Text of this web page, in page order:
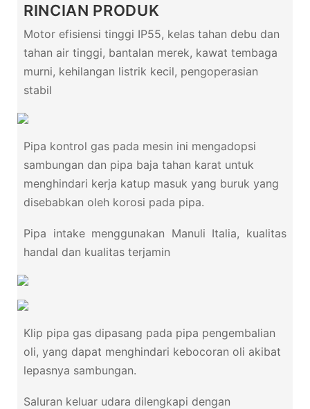
RINCIAN PRODUK
Motor efisiensi tinggi IP55, kelas tahan debu dan
tahan air tinggi, bantalan merek, kawat tembaga
murni, kehilangan listrik kecil, pengoperasian
stabil
Pipa kontrol gas pada mesin ini mengadopsi
sambungan dan pipa baja tahan karat untuk
menghindari kerja katup masuk yang buruk yang
disebabkan oleh korosi pada pipa.
Pipa intake menggunakan Manuli Italia, kualitas
handal dan kualitas terjamin
Klip pipa gas dipasang pada pipa pengembalian
oli, yang dapat menghindari kebocoran oli akibat
lepasnya sambungan.
Saluran keluar udara dilengkapi dengan